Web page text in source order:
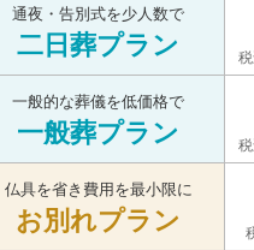
通夜・告別式を少人数で
二日葬プラン
一般的な葬儀を低価格で
一般葬プラン
仏具を省き費用を最小限に
お別れプラン